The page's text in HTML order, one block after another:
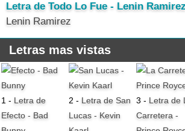
Letra de Todo Lo Fue - Lenin Ramirez
Lenin Ramirez
Letras mas vistas
1 - Letra de
Efecto - Bad
2 - Letra de San
Lucas - Kevin
3 - Letra de
Carretera -